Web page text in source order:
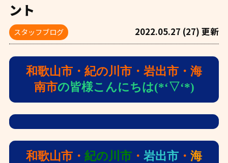
ント
スタッフブログ 2022.05.27 (27) 更新
和歌山市・紀の川市・岩出市・海
南市の皆様こんにちは(*‘▽‘*)
和歌山市・ 紀の川市 ・ 岩出市 ・ 海